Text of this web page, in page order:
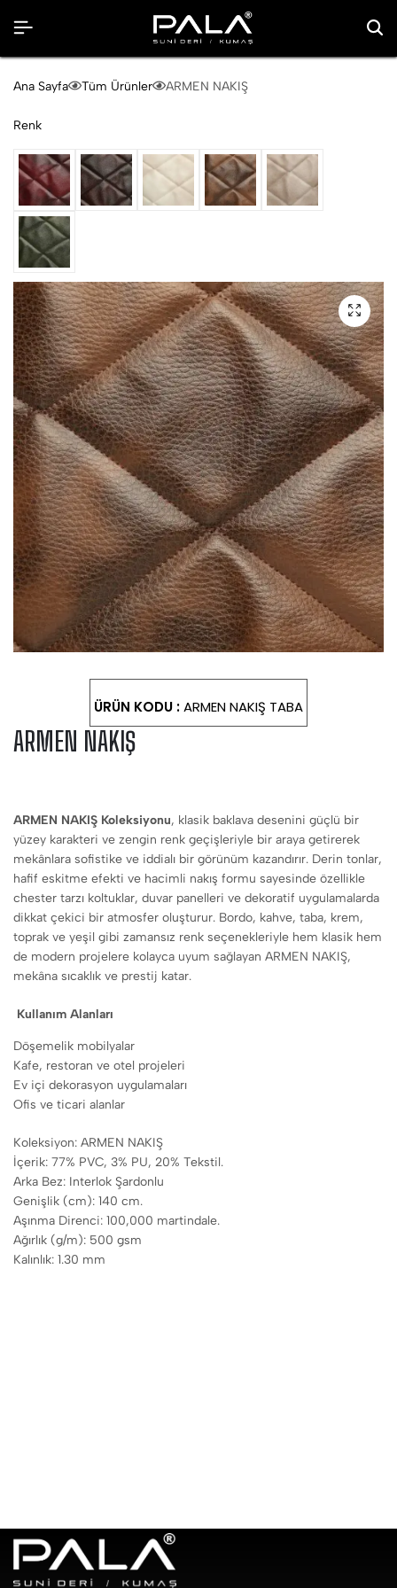
Ana Sayfa Tüm Ürünler ARMEN NAKIŞ
Renk
Bordo Kahve Krem Taba Toprak
Yeşil
ÜRÜN KODU :ARMEN NAKIŞ TABA
ARMEN NAKIŞ
ARMEN NAKIŞ Koleksiyonu, klasik baklava desenini güçlü bir
yüzey karakteri ve zengin renk geçişleriyle bir araya getirerek
mekânlara sofistike ve iddialı bir görünüm kazandırır. Derin tonlar,
hafif eskitme efekti ve hacimli nakış formu sayesinde özellikle
chester tarzı koltuklar, duvar panelleri ve dekoratif uygulamalarda
dikkat çekici bir atmosfer oluşturur. Bordo, kahve, taba, krem,
toprak ve yeşil gibi zamansız renk seçenekleriyle hem klasik hem
de modern projelere kolayca uyum sağlayan ARMEN NAKIŞ,
mekâna sıcaklık ve prestij katar.
Kullanım Alanları
Döşemelik mobilyalar
Kafe, restoran ve otel projeleri
Ev içi dekorasyon uygulamaları
Ofis ve ticari alanlar
Koleksiyon: ARMEN NAKIŞ
İçerik: 77% PVC, 3% PU, 20% Tekstil.
Arka Bez: Interlok Şardonlu
Genişlik (cm): 140 cm.
Aşınma Direnci: 100,000 martindale.
Ağırlık (g/m): 500 gsm
Kalınlık: 1.30 mm